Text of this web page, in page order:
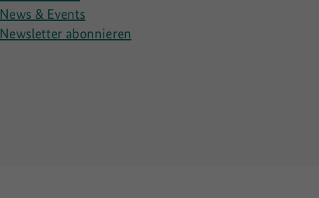
News & Events
Newsletter abonnieren